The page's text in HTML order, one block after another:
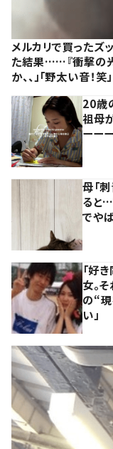
メルカリで買ったズ
た結果……『衝撃の
か、、」「野太い音！笑」
20歳
祖母
ーー
母「
ると
でやば
「好
女。
の“
い」